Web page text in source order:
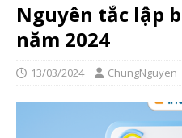
Nguyên tắc lập
năm 2024
13/03/2024 ChungNguyen